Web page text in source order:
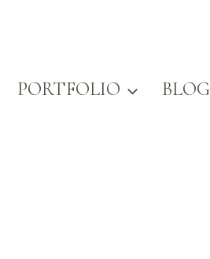
PORTFOLIO BLOG